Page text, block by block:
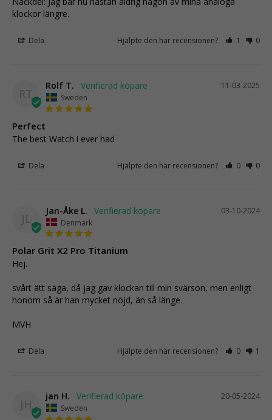
klockor längre.
Dela Hjälpte den här recensionen? 1 0
RT
11-03-2025
Rolf T.
Sweden
Perfect
The best Watch i ever had
Dela Hjälpte den här recensionen? 0 0
03-10-2024
Jan-Åke L.
Denmark
Polar Grit X2 Pro Titanium
Hej.
svårt ätt säga, då jag gav klockan till min svärson, men enligt
honom så är han mycket nöjd, än så länge.
MVH
Dela Hjälpte den här recensionen? 0 1
JH
20-05-2024
jan H.
Sweden